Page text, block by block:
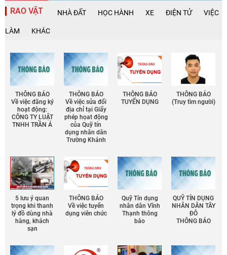
RAO VẶT NHÀ ĐẤT HỌC HÀNH XE ĐIỆN TỬ VIỆC
LÀM KHÁC
THÔNG BÁO
Về việc đăng ký
hoạt động:
CÔNG TY LUẬT
TNHH TRẦN Á
THÔNG BÁO
Về việc sửa đổi
địa chỉ tại Giấy
phép họat động
của Quỹ tín
dụng nhân dân
Trường Khánh
THÔNG BÁO
TUYỂN DỤNG
THÔNG BÁO
(Truy tìm người)
5 lưu ý quan
trọng khi thanh
lý đồ dùng nhà
hàng, khách
sạn
THÔNG BÁO
Về việc tuyển
dụng viên chức
Quỹ Tín dụng
nhân dân Vĩnh
Thạnh thông
báo
QUỸ TÍN DỤNG
NHÂN DÂN TÂY
ĐÔ
THÔNG BÁO